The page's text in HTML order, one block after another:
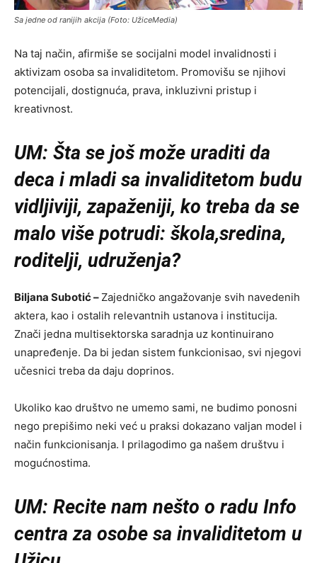
Sa jedne od ranijih akcija (Foto: UžiceMedia)
Na taj način, afirmiše se socijalni model invalidnosti i
aktivizam osoba sa invaliditetom. Promovišu se njihovi
potencijali, dostignuća, prava, inkluzivni pristup i
kreativnost.
UM: Šta se još može uraditi da
deca i mladi sa invaliditetom budu
vidljiviji, zapaženiji, ko treba da se
malo više potrudi: škola,sredina,
roditelji, udruženja?
Biljana Subotić – Zajedničko angažovanje svih navedenih
aktera, kao i ostalih relevantnih ustanova i institucija.
Znači jedna multisektorska saradnja uz kontinuirano
unapređenje. Da bi jedan sistem funkcionisao, svi njegovi
učesnici treba da daju doprinos.
Ukoliko kao društvo ne umemo sami, ne budimo ponosni
nego prepišimo neki već u praksi dokazano valjan model i
način funkcionisanja. I prilagodimo ga našem društvu i
mogućnostima.
UM: Recite nam nešto o radu Info
centra za osobe sa invaliditetom u